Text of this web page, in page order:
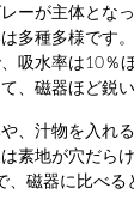
ーが主体とな
多種多様です
吸水率は10％
、磁器ほど鋭
、汁物を入れ
素地が穴だら
、磁器に比べる